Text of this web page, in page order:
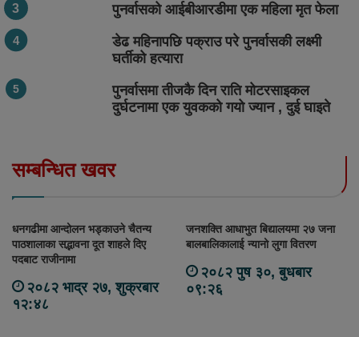
पुनर्वासको आईबीआरडीमा एक महिला मृत फेला
डेढ महिनापछि पक्राउ परे पुनर्वासकी लक्ष्मी
घर्तीको हत्यारा
पुनर्वासमा तीजकै दिन राति मोटरसाइकल
दुर्घटनामा एक युवकको गयो ज्यान , दुई घाइते
सम्बन्धित खवर
धनगढीमा आन्दोलन भड्काउने चैतन्य
पाठशालाका सद्भावना दूत शाहले दिए
पदबाट राजीनामा
२०८२ भाद्र २७, शुक्रबार
१२:४८
जनशक्ति आधाभुत बिद्यालयमा २७ जना
बालबालिकालाई न्यानो लुगा वितरण
२०८२ पुष ३०, बुधबार
०९:२६